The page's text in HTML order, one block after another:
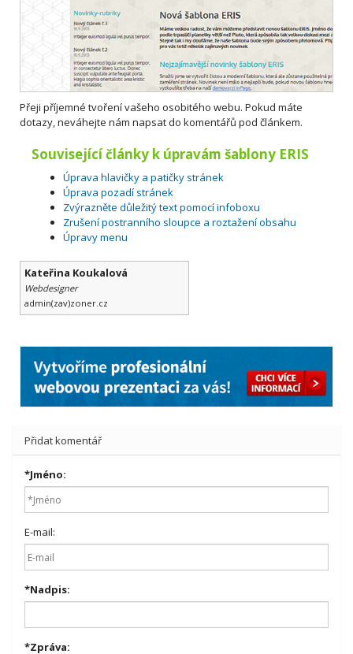
Přeji příjemné tvoření vašeho osobitého webu. Pokud máte
dotazy, neváhejte nám napsat do komentářů pod článkem.
Související články k úpravám šablony ERIS
Úprava hlavičky a patičky stránek
Úprava pozadí stránek
Zvýrazněte důležitý text pomocí infoboxu
Zrušení postranního sloupce a roztažení obsahu
Úpravy menu
Kateřina Koukalová
Webdesigner
admin(zav)zoner.cz
Přidat komentář
*Jméno:
E-mail:
*Nadpis:
*Zpráva: